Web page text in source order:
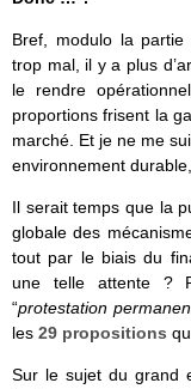
Bref, modulo la partie
trop mal, il y a plus
le rendre
proportions frisent la
marché. Et je ne me
environnement
Il serait temps que la
globale des
tout par le biais du
une telle attente ?
“protestation
les 29 propositions
Sur le sujet du grand